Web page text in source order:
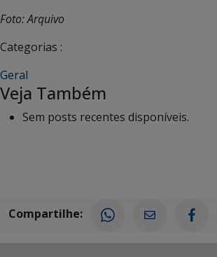
Foto: Arquivo
Categorias :
Geral
Veja Também
Sem posts recentes disponíveis.
Compartilhe: